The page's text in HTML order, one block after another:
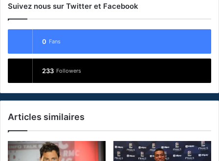
Suivez nous sur Twitter et Facebook
0 Fans
233 Followers
Articles similaires